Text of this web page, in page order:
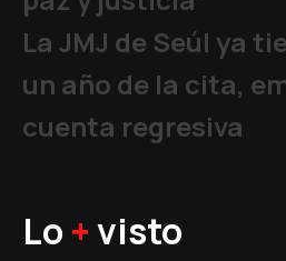
La JMJ de Seúl ya
un año de la cita,
cuenta regresiva
Lo +visto